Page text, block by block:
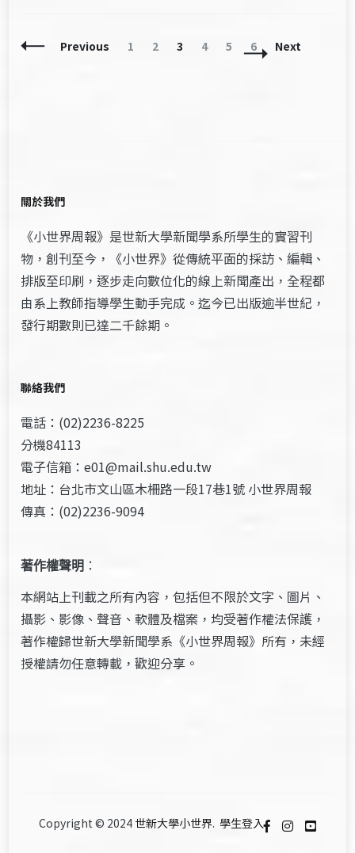
Posts
Previous Page
1 Page
2 Page
3 Page
4 Page
5 Page
6 Next
關於我們
《小世界周報》是世新大學新聞學系所學生的實習刊
物，創刊至今，《小世界》從傳統平面的採訪、編輯、
排版至印刷，逐步走向數位化的線上新聞產出，全程都
由系上教師指導學生動手完成。迄今已出版逾半世紀，
發行期數則已達二千餘期。
聯絡我們
電話：(02)2236-8225
分機84113
電子信箱：e01@mail.shu.edu.tw
地址：台北市文山區木柵路一段17巷1號 小世界周報
傳真：(02)2236-9094
著作權聲明 ：
本網站上刊載之所有內容，包括但不限於文字、圖片、
攝影、影像、聲音、軟體及檔案，均受著作權法保護，
著作權歸世新大學新聞學系《小世界周報》所有，未經
授權請勿任意轉載，歡迎分享。
Copyright © 2024 世新大學小世界. 學生登入